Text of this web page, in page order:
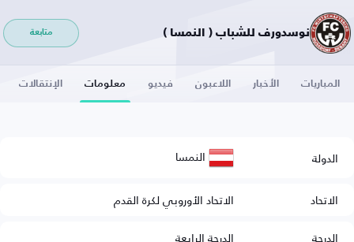
نوسدورف للشباب ( النمسا ) متابعة
المباريات الأخبار اللاعبون فيديو معلومات الإنتقالات
الدولة النمسا
الاتحاد
الاتحاد الأوروبي لكرة القدم
الدرجة
الدرجة الرابعة